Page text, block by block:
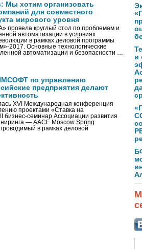
Мы хотим организовать
для совместного
мирового уровня
провела круглый стол по проблемам и
автоматизации в условиях
в рамках деловой программы
2017. Основные технологические
автоматизации и безопасности …
по управлению
предприятия делают
XVI Международная конференция
проектами «Ставка на
бизнес-семинар Ассоциации развития
— AACE Moscow Spring
в рамках деловой
и